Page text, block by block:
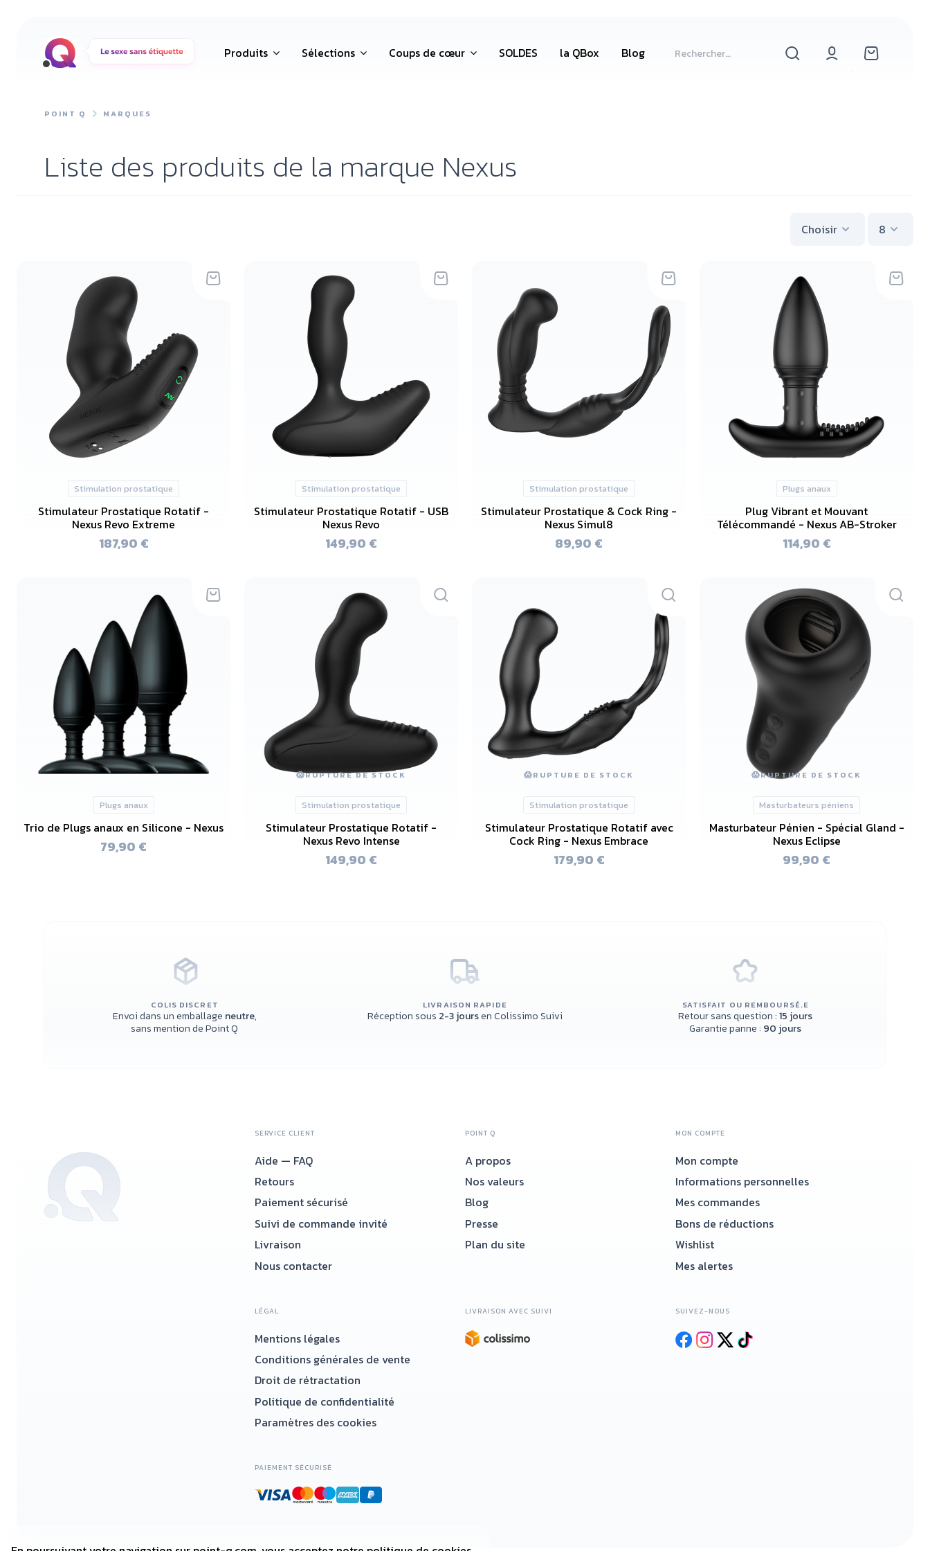
Produits Sélections Coups de cœur SOLDES la QBox Blog
POINT Q MARQUES
Liste des produits de la marque Nexus
Choisir 8
Stimulation prostatique
Stimulateur Prostatique Rotatif -
Nexus Revo Extreme
187,90 €
Stimulation prostatique
Stimulateur Prostatique Rotatif - USB
Nexus Revo
149,90 €
Stimulation prostatique
Stimulateur Prostatique & Cock Ring -
Nexus Simul8
89,90 €
Plugs anaux
Plug Vibrant et Mouvant
Télécommandé - Nexus AB-Stroker
114,90 €
Plugs anaux
Trio de Plugs anaux en Silicone - Nexus
79,90 €
😱RUPTURE DE STOCK
Stimulation prostatique
Stimulateur Prostatique Rotatif -
Nexus Revo Intense
149,90 €
😱RUPTURE DE STOCK
Stimulation prostatique
Stimulateur Prostatique Rotatif avec
Cock Ring - Nexus Embrace
179,90 €
😱RUPTURE DE STOCK
Masturbateurs péniens
Masturbateur Pénien - Spécial Gland -
Nexus Eclipse
99,90 €
COLIS DISCRET
Envoi dans un emballage neutre,
sans mention de Point Q
LIVRAISON RAPIDE
Réception sous 2-3 joursen Colissimo Suivi
SATISFAIT OU REMBOURSÉ.E
Retour sans question :15 jours
Garantie panne : 90 jours
Accueil
SERVICE CLIENT
Aide — FAQ
Retours
Paiement sécurisé
Suivi de commande invité
Livraison
Nous contacter
POINT Q
A propos
Nos valeurs
Blog
Presse
Plan du site
MON COMPTE
Mon compte
Informations personnelles
Mes commandes
Bons de réductions
Wishlist
Mes alertes
LÉGAL
Mentions légales
Conditions générales de vente
Droit de rétractation
Politique de confidentialité
Paramètres des cookies
LIVRAISON AVEC SUIVI
PAIEMENT SÉCURISÉ
SUIVEZ-NOUS